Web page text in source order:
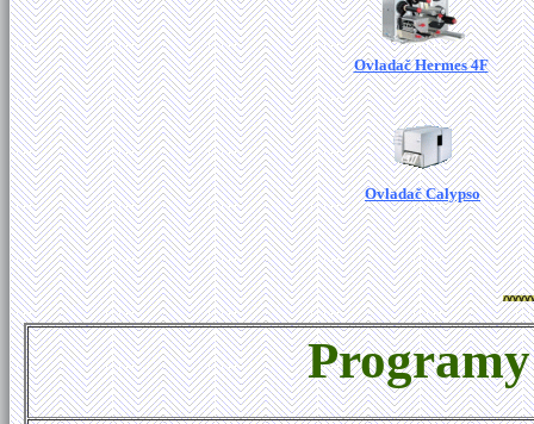
Ovladač Hermes 4F
Ovladač Calypso